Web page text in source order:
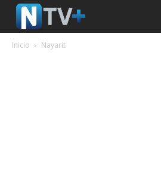
Inicio Nayarit